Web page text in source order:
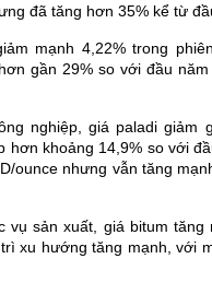
đã tăng hơn 35% kể từ
mạnh 4,22% trong
gần 29% so với đầu
nghiệp, giá paladi giảm
hơn khoảng 14,9% so với
ounce nhưng vẫn tăng
vụ sản xuất, giá bitum tăng
xu hướng tăng mạnh, với